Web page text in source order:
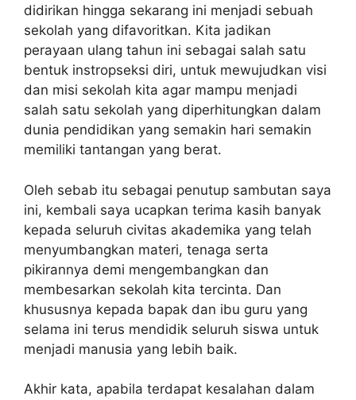
didirikan hingga sekarang ini menjadi sebuah
sekolah yang difavoritkan. Kita jadikan
perayaan ulang tahun ini sebagai salah satu
bentuk instropseksi diri, untuk mewujudkan visi
dan misi sekolah kita agar mampu menjadi
salah satu sekolah yang diperhitungkan dalam
dunia pendidikan yang semakin hari semakin
memiliki tantangan yang berat.
Oleh sebab itu sebagai penutup sambutan saya
ini, kembali saya ucapkan terima kasih banyak
kepada seluruh civitas akademika yang telah
menyumbangkan materi, tenaga serta
pikirannya demi mengembangkan dan
membesarkan sekolah kita tercinta. Dan
khususnya kepada bapak dan ibu guru yang
selama ini terus mendidik seluruh siswa untuk
menjadi manusia yang lebih baik.
Akhir kata, apabila terdapat kesalahan dalam